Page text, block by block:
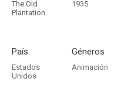
The Old
Plantation
1935
País
Estados
Unidos
Géneros
Animación